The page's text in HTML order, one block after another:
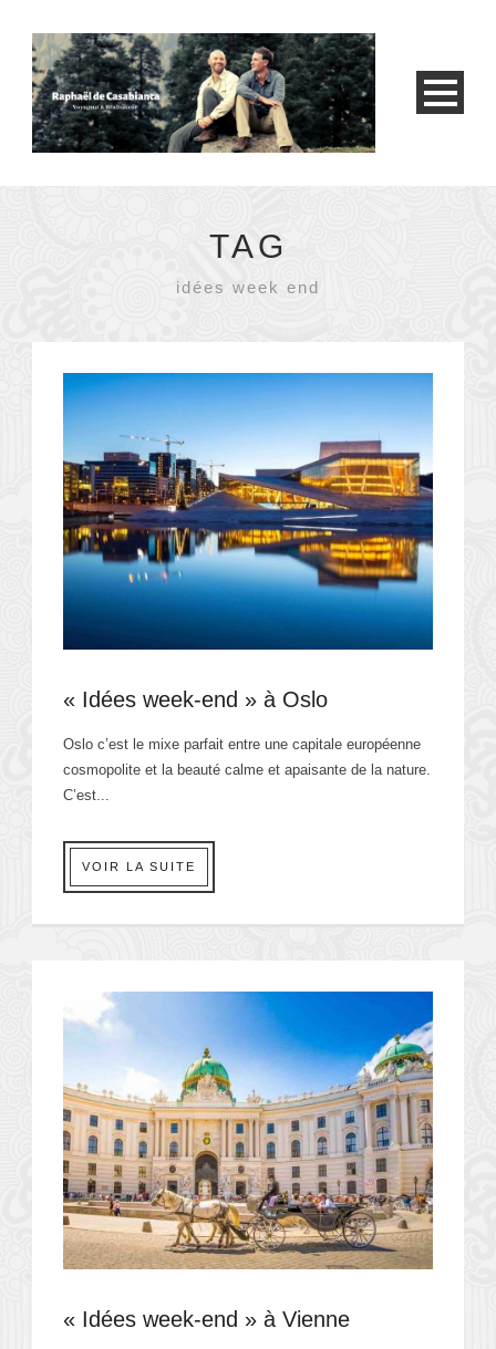
TAG
idées week end
« Idées week-end » à Oslo
Oslo c’est le mixe parfait entre une capitale européenne
cosmopolite et la beauté calme et apaisante de la nature.
C’est...
VOIR LA SUITE
« Idées week-end » à Vienne